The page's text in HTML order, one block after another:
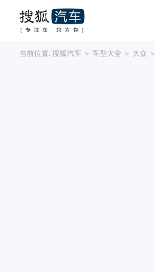
当前位置: 搜狐汽车 ＞ 车型大全 ＞ 大众 ＞